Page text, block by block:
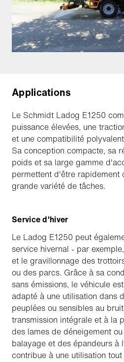
Applications
Le Schmidt Ladog E1250
puissance élevées, une
et une compatibilité
Sa conception compacte, sa
poids et sa large gamme
permettent d'être rapidement
grande variété de tâches.
Service d'hiver
Le Ladog E1250 peut
service hivernal - par
et le gravillonnage des
ou des parcs. Grâce à sa
sans émissions, le véhicule
adapté à une utilisation dans
peuplées ou sensibles au
transmission intégrale et à la
des lames de déneigement
balayage et des épandeurs à
contribue à une utilisation